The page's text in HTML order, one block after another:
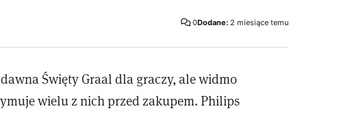
0Dodane: 2 miesiące temu
Święty Graal dla graczy, ale widmo
wielu z nich przed zakupem. Philips